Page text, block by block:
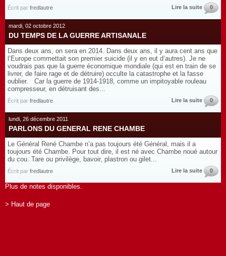
Écrit par fredlautre Lire la suite 0
mardi, 02 octobre 2012
DU TEMPS DE LA GUERRE ARTISANALE
Dans deux ans, on sera en 2014. Dans deux ans, il y aura cent ans que
l’Europe commettait son premier suicide (il y en eut d’autres). Je ne
voudrais pas que la guerre économique mondiale (qui est en train de se
livrer, de faire rage et de détruire) occulte la catastrophe et la fasse
oublier. Car la guerre de 1914-1918, comme un impitoyable rouleau
compresseur, en détruisant des...
Écrit par fredlautre Lire la suite 0
lundi, 26 décembre 2011
PARLONS DU GENERAL RENE CHAMBE
Le Général René Chambe n’a pas toujours été Général, mais il a
toujours été Chambe. Pour tout dire, il est né avec Chambe noué autour
du cou. Tare ou privilège, bavoir, plastron ou gilet...
Écrit par fredlautre Lire la suite 0
Plus de notes disponibles.
> Haut de page